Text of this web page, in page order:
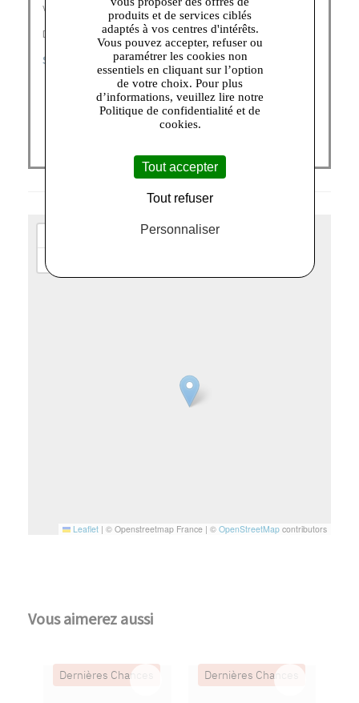
vie.
Découvrez nos catégories :
SACS FEMME
PETITE MAROQUINERIE
−
Leaflet | © Openstreetmap France | © OpenStreetMap contributors
Vous aimerez aussi
Dernières Chances Dernières Chances
produits et de services ciblés
adaptés à vos centres d'intérêts.
Vous pouvez accepter, refuser ou
paramétrer les cookies non
essentiels en cliquant sur l’option
de votre choix. Pour plus
d’informations, veuillez lire notre
Politique de confidentialité et de
cookies.
Tout accepter
Tout refuser
Personnaliser